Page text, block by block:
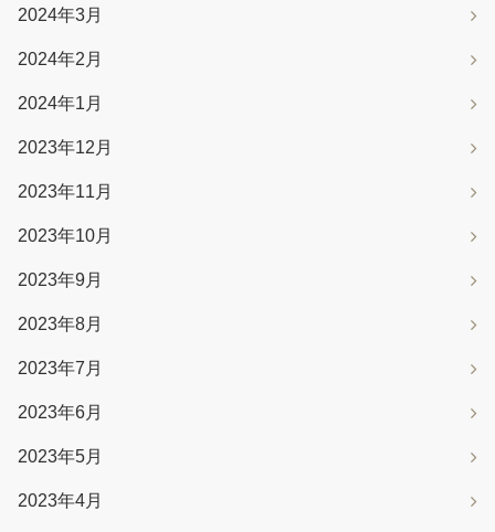
2024年3月
2024年2月
2024年1月
2023年12月
2023年11月
2023年10月
2023年9月
2023年8月
2023年7月
2023年6月
2023年5月
2023年4月